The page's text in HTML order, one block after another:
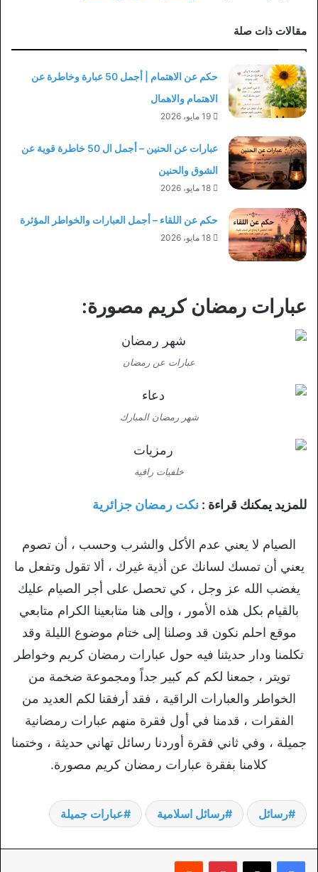
مقالات ذات صلة
حكم عن الاهتمام | أجمل 50 عبارة وخاطرة عن
الاهتمام والاهمال
19 مايو، 2026
عبارات عن الحنين – أجمل ال 50 خاطرة قوية عن
الشوق والحنين
18 مايو، 2026
حكم عن اللقاء – أجمل العبارات والخواطر المؤثرة
18 مايو، 2026
عبارات رمضان كريم مصورة:
عبارات عن رمضان
شهر رمضان المبارك
خلفيات راقية
للمزيد يمكنك قراءة : نكت رمضان جزائرية
الصيام لا يعني عدم الأكل والشرب وحسب ، أن تصوم
يعني أن تمسك لسانك عن أذية غيرك ، ألا تقول وتفعل ما
يغضب الله عز وجل ، كي تحصل على أجر الصيام عليك
بالقيام بكل هذه الأمور ، وإلى هنا متابعينا الكرام متابعي
موقع احلم نكون قد وصلنا إلى ختام موضوع الليلة وقد
تكلمنا ودار حديثنا فيه حول عبارات رمضان كريم وخواطر
تويتر ، جمعنا لكم كم كبير جداً ومجموعة ضخمة من
الخواطر والعبارات الراقية ، فقد أرفقنا لكم العديد من
الفقرات ، قدمنا في أول فقرة منهم عبارات رمضانية
جميلة ، وفي ثاني فقرة أوردنا رسائل تهاني حديثة ، وختمنا
كلامنا بفقرة عبارات رمضان كريم مصورة.
رسائل رسائل اسلامية عبارات جميلة
بينتيريست